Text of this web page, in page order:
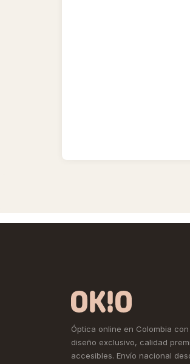
Óptica online en Colombia
diseño exclusivo, calidad
accesibles. Envío nacional